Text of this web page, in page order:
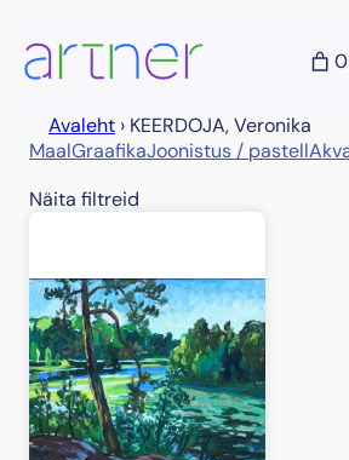
sisu
juurde
Avaleht › KEERDOJA, Veronika
MaalGraafikaJoonistus / pastell
Näita filtreid